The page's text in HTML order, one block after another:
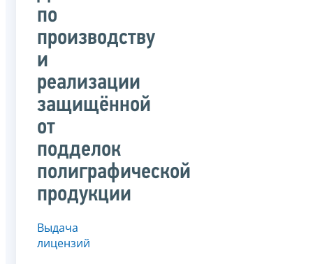
по
производству
и
реализации
защищённой
от
подделок
полиграфической
продукции
Выдача
лицензий